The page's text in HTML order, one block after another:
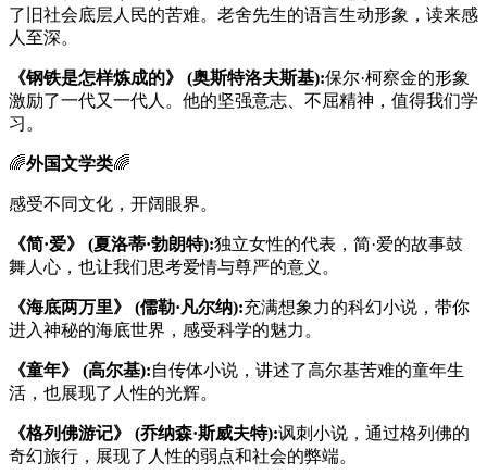
了旧社会底层人民的苦难。老舍先生的语言生动形象，读来感
人至深。
《钢铁是怎样炼成的》 (奥斯特洛夫斯基):保尔·柯察金的形象
激励了一代又一代人。他的坚强意志、不屈精神，值得我们学
习。
🌈外国文学类🌈
感受不同文化，开阔眼界。
《简·爱》 (夏洛蒂·勃朗特):独立女性的代表，简·爱的故事鼓
舞人心，也让我们思考爱情与尊严的意义。
《海底两万里》 (儒勒·凡尔纳):充满想象力的科幻小说，带你
进入神秘的海底世界，感受科学的魅力。
《童年》 (高尔基):自传体小说，讲述了高尔基苦难的童年生
活，也展现了人性的光辉。
《格列佛游记》 (乔纳森·斯威夫特):讽刺小说，通过格列佛的
奇幻旅行，展现了人性的弱点和社会的弊端。